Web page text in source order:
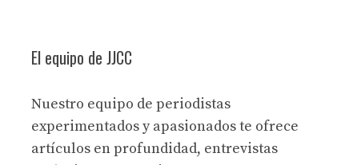
El equipo de JJCC
Nuestro equipo de periodistas
experimentados y apasionados te ofrece
artículos en profundidad, entrevistas